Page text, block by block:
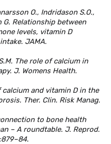
O., Indridason S.O.,
G. Relationship between
levels, vitamin D
JAMA.
The role of calcium in
J. Womens Health.
calcium and vitamin D in the
Ther. Clin. Risk Manag.
to bone health
– A roundtable. J. Reprod.